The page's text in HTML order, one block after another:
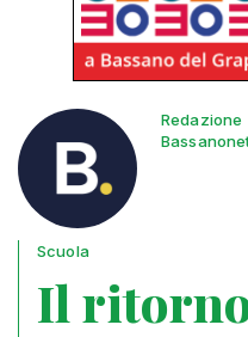
Redazione
Scuola
Il